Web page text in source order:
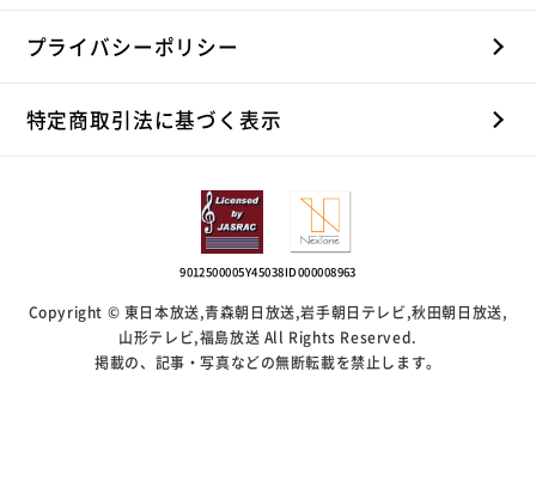
プライバシーポリシー
特定商取引法に基づく表示
9012500005Y45038 ID000008963
Copyright © 東日本放送,青森朝日放送,岩手朝日テレビ,秋田朝日放送,
山形テレビ,福島放送 All Rights Reserved.
掲載の、記事・写真などの無断転載を禁止します。